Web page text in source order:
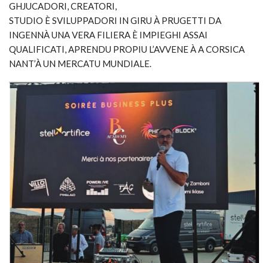
GHJUCADORI, CREATORI,
STUDIO È SVILUPPADORI IN GIRU À PRUGETTI DA
INGENNÀ UNA VERA FILIERA È IMPIEGHI ASSAI
QUALIFICATI, APRENDU PROPIU L’AVVENE À A CORSICA
NANT’À UN MERCATU MUNDIALE.